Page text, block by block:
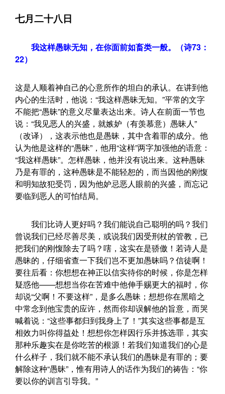
七月二十八日
我这样愚昧无知，在你面前如畜类一般。（诗73：
22）
这是人顺着神自己的心意所作的坦白的承认。在讲到他
内心的生活时，他说：“我这样愚昧无知。”平常的文字
不能把“愚昧”的意义尽量表达出来。诗人在前面一节也
说：“我见恶人的兴盛，就嫉妒（有羡慕意）愚昧人”
（改译），这表示他也是愚昧，其中含着罪的成分。他
认为他是这样的“愚昧”，他用“这样”两字加强他的语意：
“我这样愚昧”。怎样愚昧，他并没有说出来。这种愚昧
乃是有罪的，这种愚昧是不能轻恕的，而当因他的刚愎
和明知故犯受罚，因为他妒忌恶人眼前的兴盛，而忘记
要临到恶人的可怕结局。
我们比诗人更好吗？我们能说自己聪明的吗？我们
曾说我们已经尽善尽美，或说我们因受刑杖的管教，已
把我们的刚愎除去了吗？嗐，这实在是骄傲！若诗人是
愚昧的，仔细省查一下我们岂不更加愚昧吗？信徒啊！
要往后看：你想想在神正以信实待你的时候，你是怎样
疑惑他——想想当你在苦难中他伸手赐更大的福时，你
却说“父啊！不要这样”，是多么愚昧；想想你在黑暗之
中常念到他宝贵的应许，然而你却误解他的旨意，而哭
喊着说：“这些事都归到我身上了！”其实这些事都是互
相效力叫你得益处！想想你怎样因行乐并拣选罪，其实
那种乐趣实在是你吃苦的根源！若我们知道我们的心是
什么样子，我们就不能不承认我们的愚昧是有罪的；要
解除这种“愚昧”，惟有用诗人的话作为我们的祷告：“你
要以你的训言引导我。”